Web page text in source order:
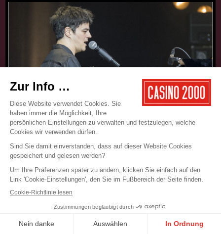
17.05.2025 CONCERT
JAMIE CULLUM